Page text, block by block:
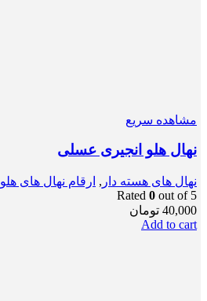
مشاهده سریع
نهال هلو انجیری عسلی
نهال های هسته دار , ارقام نهال های هلو
Rated 0 out of 5
40,000 تومان
Add to cart